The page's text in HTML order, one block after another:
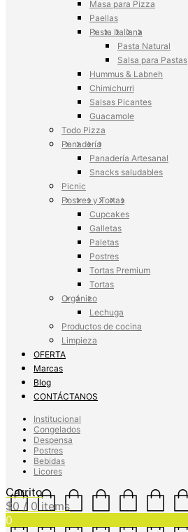
Masa para Pizza
Paellas
Pasta Italiana
Pasta Natural
Salsa para Pastas
Hummus & Labneh
Chimichurri
Salsas Picantes
Guacamole
Todo Pizza
Panadería
Panadería Artesanal
Snacks saludables
Picnic
Postres y Tortas
Cupcakes
Galletas
Paletas
Postres
Tortas Premium
Tortas
Orgánico
Lechuga
Productos de cocina
Limpieza
OFERTA
Marcas
Blog
CONTÁCTANOS
Institucional
Congelados
Despensa
Postres
Bebidas
Licores
Carrito
$0 / 0 items
0